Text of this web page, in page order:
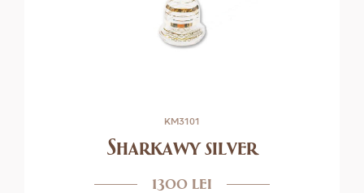
KM3101
Sharkawy silver
1300 lei